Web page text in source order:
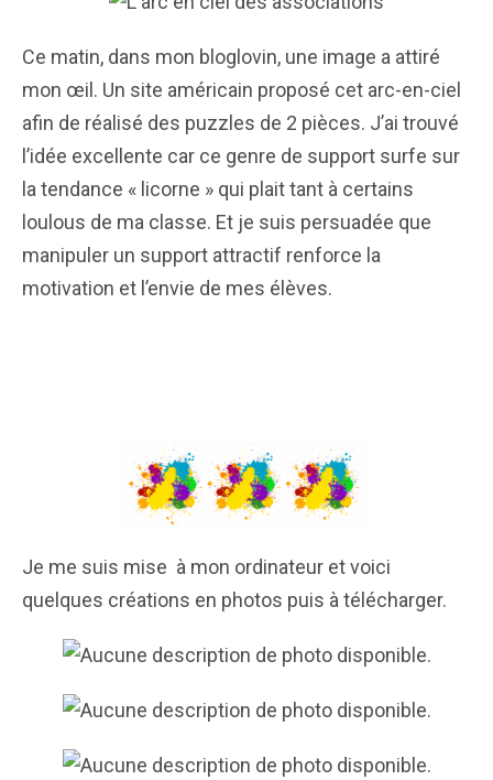
Ce matin, dans mon bloglovin, une image a attiré
mon œil. Un site américain proposé cet arc-en-ciel
afin de réalisé des puzzles de 2 pièces. J’ai trouvé
l’idée excellente car ce genre de support surfe sur
la tendance « licorne » qui plait tant à certains
loulous de ma classe. Et je suis persuadée que
manipuler un support attractif renforce la
motivation et l’envie de mes élèves.
Je me suis mise à mon ordinateur et voici
quelques créations en photos puis à télécharger.